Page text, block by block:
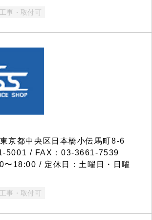
工事・取付可
都中央区日本橋小伝馬町8-6
5001 / FAX：03-3661-7539
〜18:00 / 定休日：土曜日・日曜
工事・取付可